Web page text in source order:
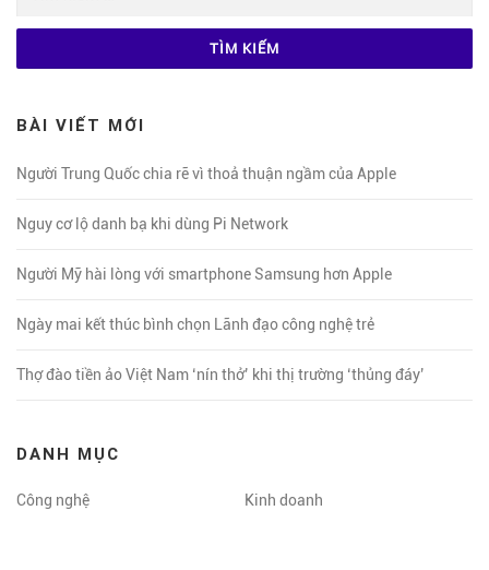
BÀI VIẾT MỚI
Người Trung Quốc chia rẽ vì thoả thuận ngầm của Apple
Nguy cơ lộ danh bạ khi dùng Pi Network
Người Mỹ hài lòng với smartphone Samsung hơn Apple
Ngày mai kết thúc bình chọn Lãnh đạo công nghệ trẻ
Thợ đào tiền ảo Việt Nam ‘nín thở’ khi thị trường ‘thủng đáy’
DANH MỤC
Công nghệ Kinh doanh